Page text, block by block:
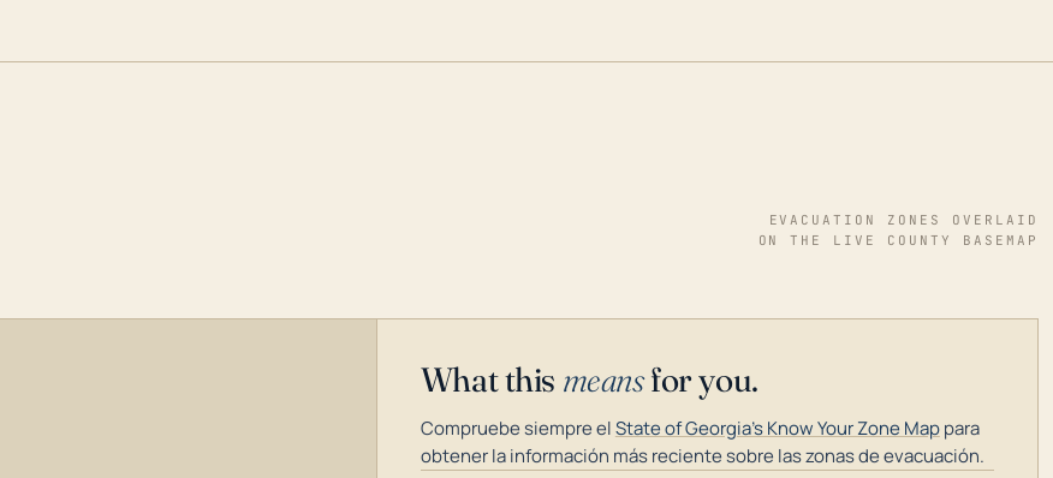
EVACUATION ZONES OVERLAID
ON THE LIVE COUNTY BASEMAP
What this meansfor you.
Compruebe siempre elState of Georgia's Know Your Zone Mappara
obtener la información más reciente sobre las zonas de evacuación.